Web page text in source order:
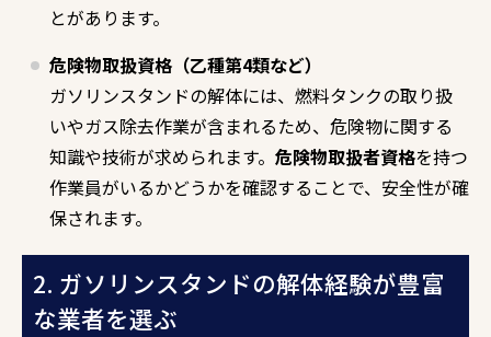
とがあります。
危険物取扱資格（乙種第4類など）
ガソリンスタンドの解体には、燃料タンクの取り扱
いやガス除去作業が含まれるため、危険物に関する
知識や技術が求められます。 危険物取扱者資格を持つ
作業員がいるかどうかを確認することで、安全性が確
保されます。
2. ガソリンスタンドの解体経験が豊富
な業者を選ぶ